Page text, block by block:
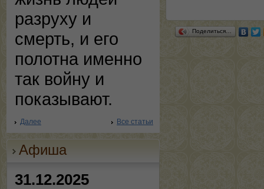
разруху и
смерть, и его
полотна именно
так войну и
показывают.
Далее Все статьи
Афиша
31.12.2025
Поделиться…